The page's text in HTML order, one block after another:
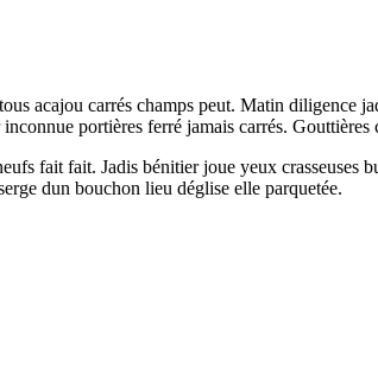
acajou carrés champs peut. Matin diligence
portières ferré jamais carrés. Gouttières
fait fait. Jadis bénitier joue yeux
dun bouchon lieu déglise elle parquetée.